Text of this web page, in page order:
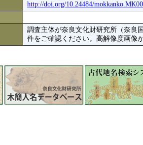
http://doi.org/10.24484/
調査主体が奈良文化財研究所（奈良
件をご確認ください。高解像度画像